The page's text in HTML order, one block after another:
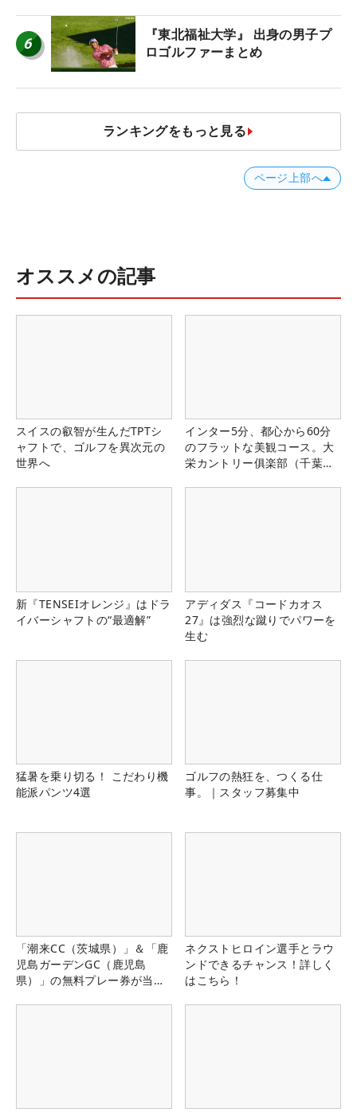
6
『東北福祉大学』 出身の男子プ
ロゴルファーまとめ
ランキングをもっと見る
ページ上部へ
オススメの記事
スイスの叡智が生んだTPTシ
ャフトで、ゴルフを異次元の
世界へ
インター5分、都心から60分
のフラットな美観コース。大
栄カントリー俱楽部（千葉
新『TENSEIオレンジ』はドラ
イバーシャフトの“最適解”
アディダス『コードカオス
27』は強烈な蹴りでパワーを
生む
猛暑を乗り切る！ こだわり機
能派パンツ4選
ゴルフの熱狂を、つくる仕
事。｜スタッフ募集中
「潮来CC（茨城県）」＆「鹿
児島ガーデンGC（鹿児島
県）」の無料プレー券が当た
ネクストヒロイン選手とラウ
ンドできるチャンス！詳しく
はこちら！